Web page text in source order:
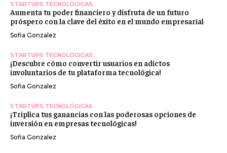
STARTUPS TECNOLÓGICAS
Aumenta tu poder financiero y disfruta de un futuro
próspero con la clave del éxito en el mundo empresarial
Sofia Gonzalez
STARTUPS TECNOLÓGICAS
¡Descubre cómo convertir usuarios en adictos
involuntarios de tu plataforma tecnológica!
Sofia Gonzalez
STARTUPS TECNOLÓGICAS
¡Triplica tus ganancias con las poderosas opciones de
inversión en empresas tecnológicas!
Sofia Gonzalez